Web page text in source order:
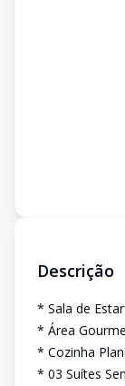
Descrição
* Sala de Estar
* Área
* Cozinha
* 03 Suítes